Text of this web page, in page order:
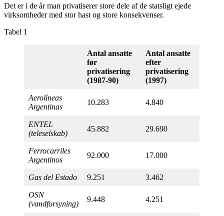
Det er i de år man privatiserer store dele af de statsligt ejede
virksomheder med stor hast og store konsekvenser.
Tabel 1
Antal ansatte
før
privatisering
(1987-90)
Antal ansatte
efter
privatisering
(1997)
Aerolíneas
Argentinas
10.283 4.840
ENTEL
(teleselskab)
45.882 29.690
Ferrocarriles
Argentinos
92.000 17.000
Gas del Estado 9.251 3.462
OSN
(vandforsyning)
9.448 4.251